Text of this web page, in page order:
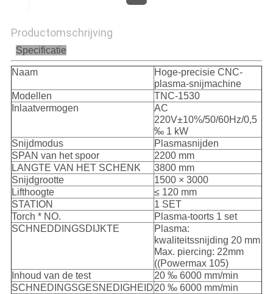
Productomschrijving
Specificatie
Naam
Hoge-precisie CNC-
plasma-snijmachine
Modellen
TNC-1530
Inlaatvermogen
AC
220V±10%/50/60Hz/0,5
‰ 1 kW
Snijdmodus
Plasmasnijden
SPAN van het spoor
2200 mm
LANGTE VAN HET SCHENK
3800 mm
Snijdgrootte
1500 × 3000
Lifthoogte
≤ 120 mm
STATION
1 SET
Torch * NO.
Plasma-toorts 1 set
SCHNEDDINGSDIJKTE
Plasma:
kwaliteitssnijding 20 mm
Max. piercing: 22mm
((Powermax 105)
Inhoud van de test
20 ‰ 6000 mm/min
SCHNEDINGSGESNEDIGHEID20 ‰ 6000 mm/min